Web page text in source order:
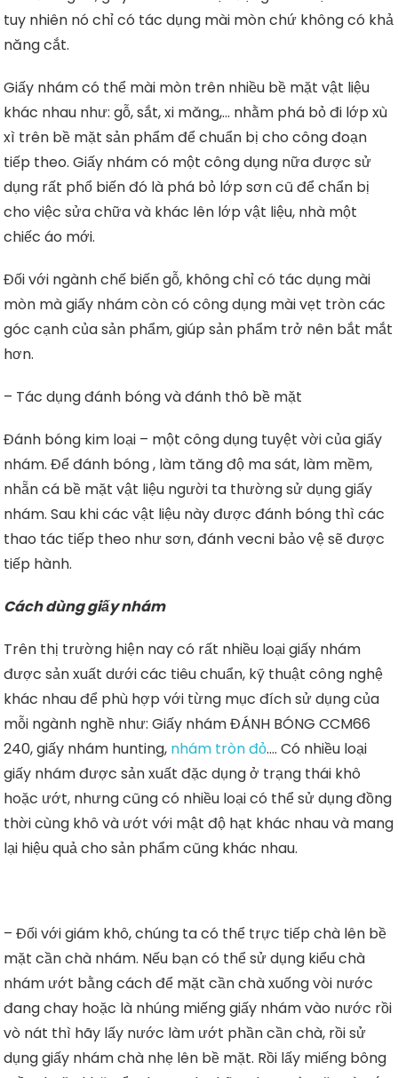
tuy nhiên nó chỉ có tác dụng mài mòn chứ không có khả
năng cắt.
Giấy nhám có thể mài mòn trên nhiều bề mặt vật liệu
khác nhau như: gỗ, sắt, xi măng,… nhằm phá bỏ đi lớp xù
xì trên bề mặt sản phẩm để chuẩn bị cho công đoạn
tiếp theo. Giấy nhám có một công dụng nữa được sử
dụng rất phổ biến đó là phá bỏ lớp sơn cũ để chẩn bị
cho việc sửa chữa và khác lên lớp vật liệu, nhà một
chiếc áo mới.
Đối với ngành chế biến gỗ, không chỉ có tác dụng mài
mòn mà giấy nhám còn có công dụng mài vẹt tròn các
góc cạnh của sản phẩm, giúp sản phẩm trở nên bắt mắt
hơn.
– Tác dụng đánh bóng và đánh thô bề mặt
Đánh bóng kim loại – một công dụng tuyệt vời của giấy
nhám. Để đánh bóng , làm tăng độ ma sát, làm mềm,
nhẵn cá bề mặt vật liệu người ta thường sử dụng giấy
nhám. Sau khi các vật liệu này được đánh bóng thì các
thao tác tiếp theo như sơn, đánh vecni bảo vệ sẽ được
tiếp hành.
Cách dùng giấy nhám
Trên thị trường hiện nay có rất nhiều loại giấy nhám
được sản xuất dưới các tiêu chuẩn, kỹ thuật công nghệ
khác nhau để phù hợp với từng mục đích sử dụng của
mỗi ngành nghề như: Giấy nhám ĐÁNH BÓNG CCM66
240, giấy nhám hunting, nhám tròn đỏ…. Có nhiều loại
giấy nhám được sản xuất đặc dụng ở trạng thái khô
hoặc ướt, nhưng cũng có nhiều loại có thể sử dụng đồng
thời cùng khô và ướt với mật độ hạt khác nhau và mang
lại hiệu quả cho sản phẩm cũng khác nhau.
– Đối với giám khô, chúng ta có thể trực tiếp chà lên bề
mặt cần chà nhám. Nếu bạn có thể sử dụng kiểu chà
nhám ướt bằng cách để mặt cần chà xuống vòi nước
đang chay hoặc là nhúng miếng giấy nhám vào nước rồi
vò nát thì hãy lấy nước làm ướt phần cần chà, rồi sử
dụng giấy nhám chà nhẹ lên bề mặt. Rồi lấy miếng bông